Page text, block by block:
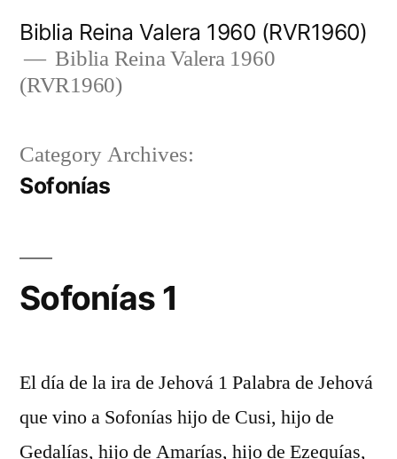
content
Biblia Reina Valera 1960 (RVR1960)
Biblia Reina Valera 1960
(RVR1960)
Category Archives:
Sofonías
Sofonías 1
El día de la ira de Jehová 1 Palabra de Jehová
que vino a Sofonías hijo de Cusi, hijo de
Gedalías, hijo de Amarías, hijo de Ezequías,